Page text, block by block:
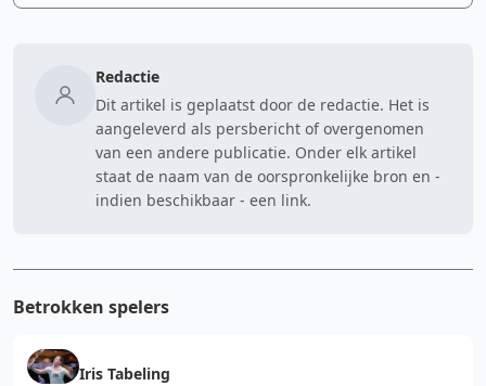
Redactie
Dit artikel is geplaatst door de redactie. Het is
aangeleverd als persbericht of overgenomen
van een andere publicatie. Onder elk artikel
staat de naam van de oorspronkelijke bron en -
indien beschikbaar - een link.
Betrokken spelers
Iris Tabeling